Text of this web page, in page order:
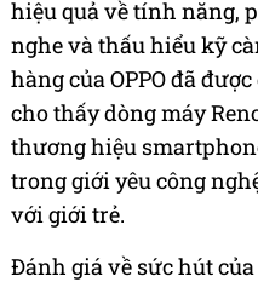
hiệu quả về tính năng,
nghe và thấu hiểu kỹ
hàng của OPPO đã
cho thấy dòng máy
thương hiệu
trong giới yêu công
với giới trẻ.
Đánh giá về sức hút của